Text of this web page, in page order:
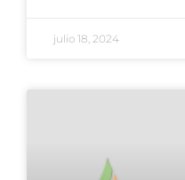
julio 18, 2024